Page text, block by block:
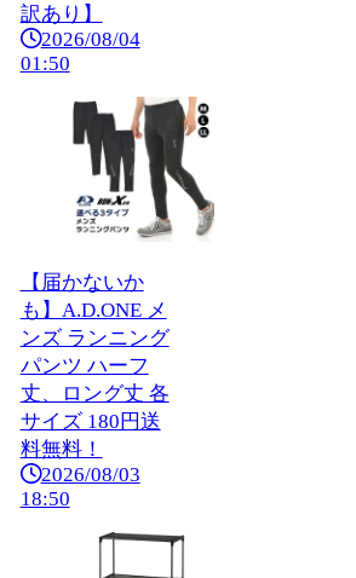
訳あり】
2026/08/04
01:50
【届かないか
も】A.D.ONE メ
ンズ ランニング
パンツ ハーフ
丈、ロング丈 各
サイズ 180円送
料無料！
2026/08/03
18:50